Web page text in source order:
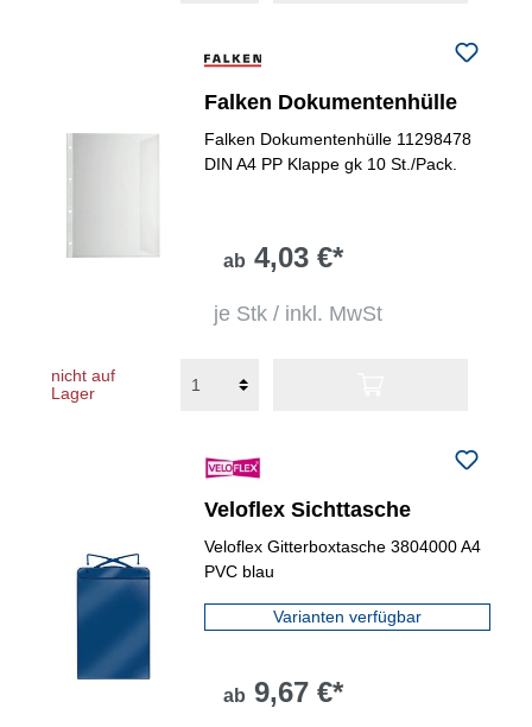
Falken Dokumentenhülle
Falken Dokumentenhülle 11298478
DIN A4 PP Klappe gk 10 St./Pack.
ab 4,03 €*
je Stk / inkl. MwSt
nicht auf
Lager
Veloflex Sichttasche
Veloflex Gitterboxtasche 3804000 A4
PVC blau
Varianten verfügbar
ab 9,67 €*